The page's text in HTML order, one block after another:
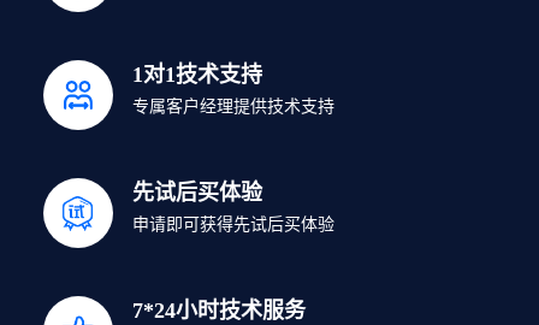
1对1技术支持
专属客户经理提供技术支持
先试后买体验
申请即可获得先试后买体验
7*24小时技术服务